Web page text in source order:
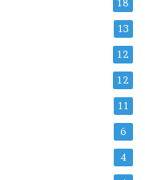
18
13
12
12
11
6
4